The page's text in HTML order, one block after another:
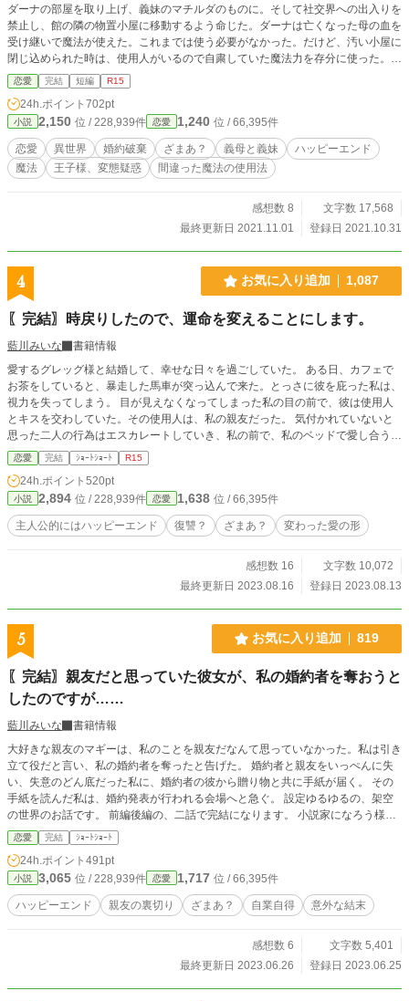
ダーナの部屋を取り上げ、義妹のマチルダのものに。そして社交界への出入りを
禁止し、館の隣の物置小屋に移動するよう命じた。ダーナは亡くなった母の血を
受け継いで魔法が使えた。これまでは使う必要がなかった。だけど、汚い小屋に
閉じ込められた時は、使用人がいるので自粛していた魔法力を存分に使った。魔
法力のことは、母と母と同じ国から嫁いできた王妃様だけが知る秘密だった。
みすぼらしい物置小屋はパラダイスに。だけど、ある晩、王太子殿下のフィルが
ダーナを心配になってやって来て……
恋愛 完結 短編 R15
24h.ポイント 702pt
小説 2,150 位 / 228,939件 恋愛 1,240 位 / 66,395件
恋愛 異世界 婚約破棄 ざまあ？ 義母と義妹
ハッピーエンド
魔法
王子様、変態疑惑 間違った魔法の使用法
感想数 8
文字数 17,568
最終更新日 2021.11.01
登録日 2021.10.31
4 お気に入り追加 1,087
〖完結〗時戻りしたので、運命を変えることにします。
藍川みいな
書籍情報
愛するグレッグ様と結婚して、幸せな日々を過ごしていた。 ある日、カフェで
お茶をしていると、暴走した馬車が突っ込んで来た。とっさに彼を庇った私は、
視力を失ってしまう。 目が見えなくなってしまった私の目の前で、彼は使用人
とキスを交わしていた。その使用人は、私の親友だった。 気付かれていないと
思った二人の行為はエスカレートしていき、私の前で、私のベッドで愛し合うよ
うになっていった。 それでもいつか、彼は戻って来てくれると信じて生きて来
たのに、親友に毒を盛られて死んでしまう。 ……と思ったら、なぜか事故に会
う前に時が戻っていた。 絶対に同じ間違いはしない。 設定ゆるゆるの、架空の
世界のお話です。 全四話で完結になります。
恋愛 完結 ｼｮｰﾄｼｮｰﾄ R15
24h.ポイント 520pt
小説 2,894 位 / 228,939件 恋愛 1,638 位 / 66,395件
主人公的にはハッピーエンド 復讐？ ざまあ？ 変わった愛の形
感想数 16
文字数 10,072
最終更新日 2023.08.16
登録日 2023.08.13
5 お気に入り追加 819
〖完結〗親友だと思っていた彼女が、私の婚約者を奪おうと
したのですが……
藍川みいな
書籍情報
大好きな親友のマギーは、私のことを親友だなんて思っていなかった。私は引き
立て役だと言い、私の婚約者を奪ったと告げた。 婚約者と親友をいっぺんに失
い、失意のどん底だった私に、婚約者の彼から贈り物と共に手紙が届く。 その
手紙を読んだ私は、婚約発表が行われる会場へと急ぐ。 設定ゆるゆるの、架空
の世界のお話です。 前編後編の、二話で完結になります。 小説家になろう様に
も投稿しています。
恋愛 完結 ｼｮｰﾄｼｮｰﾄ
24h.ポイント 491pt
小説 3,065 位 / 228,939件 恋愛 1,717 位 / 66,395件
ハッピーエンド 親友の裏切り ざまあ？ 自業自得 意外な結末
感想数 6
文字数 5,401
最終更新日 2023.06.26
登録日 2023.06.25